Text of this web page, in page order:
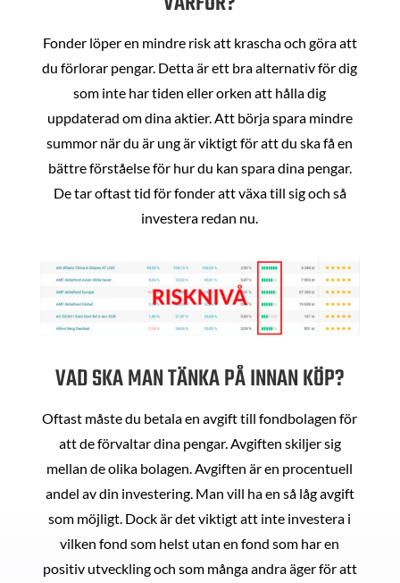
Fonder löper en mindre risk att krascha och göra att
du förlorar pengar. Detta är ett bra alternativ för dig
som inte har tiden eller orken att hålla dig
uppdaterad om dina aktier. Att börja spara mindre
summor när du är ung är viktigt för att du ska få en
bättre förståelse för hur du kan spara dina pengar.
De tar oftast tid för fonder att växa till sig och så
investera redan nu.
VAD SKA MAN TÄNKA PÅ INNAN KÖP?
Oftast måste du betala en avgift till fondbolagen för
att de förvaltar dina pengar. Avgiften skiljer sig
mellan de olika bolagen. Avgiften är en procentuell
andel av din investering. Man vill ha en så låg avgift
som möjligt. Dock är det viktigt att inte investera i
vilken fond som helst utan en fond som har en
positiv utveckling och som många andra äger för att